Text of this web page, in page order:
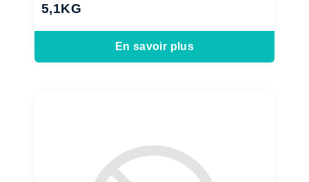
5,1KG
En savoir plus